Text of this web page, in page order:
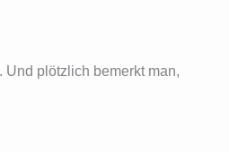
plötzlich bemerkt man,